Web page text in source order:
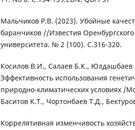
Мальчиков Р.В. (2023). Убойные
баранчиков //Известия Оренбургского
университета. № 2 (100). С.316-320.
Косилов В.И., Салаев Б.К.,
Эффективность использования
природно-климатических условиях /
Баситов К.Т., Чортонбаев Т.Д.,
Коррелятивная изменчивость